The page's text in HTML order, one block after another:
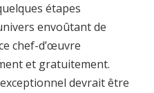
étapes
envoûtant de
chef-d’œuvre
et gratuitement.
devrait être